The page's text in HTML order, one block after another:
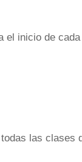
el inicio de
las clases